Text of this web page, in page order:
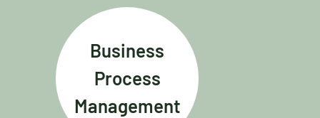
Business
Process
Management